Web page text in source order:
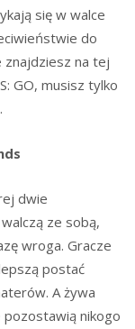
się w walce
do
znajdziesz na tej
GO, musisz tylko
dwie
ze sobą,
wroga. Gracze
postać
A żywa
pozostawią nikogo